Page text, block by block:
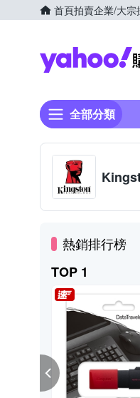
首頁拍賣企業/大宗
全部分類
熱銷排行榜
TOP 1